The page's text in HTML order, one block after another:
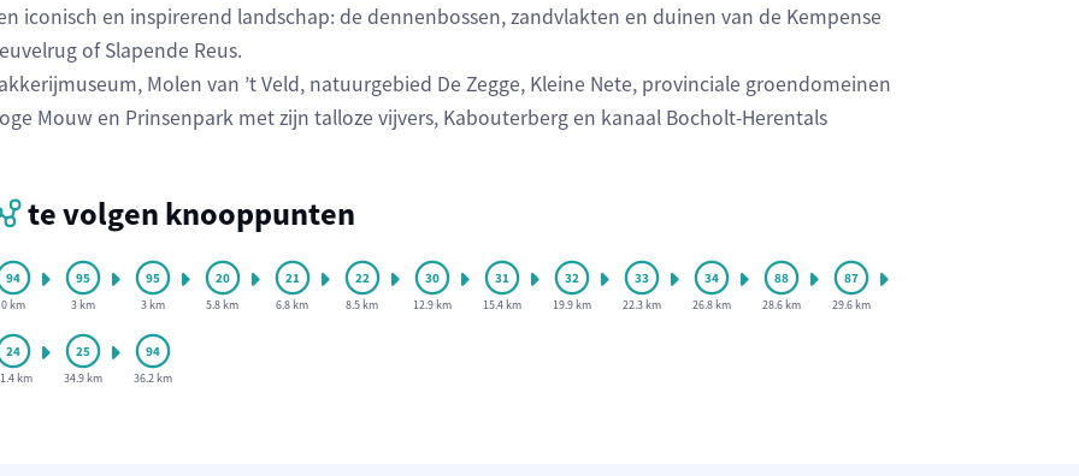
iconisch en inspirerend landschap: de dennenbossen, zandvlakten en duinen van de Kempense
of Slapende Reus.
Molen van ’t Veld, natuurgebied De Zegge, Kleine Nete, provinciale groendomeinen
Mouw en Prinsenpark met zijn talloze vijvers, Kabouterberg en kanaal Bocholt-Herentals
te volgen knooppunten
0 km 3 km 3 km 5.8 km 6.8 km 8.5 km 12.9 km 15.4 km 19.9 km 22.3 km 26.8 km 28.6 km 29.6 km
km 34.9 km 36.2 km